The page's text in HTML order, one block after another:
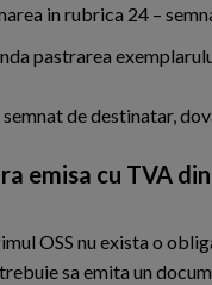
in rubrica 24 –
pastrarea
de destinatar,
emisa cu TVA
OSS nu exista o
sa emita un